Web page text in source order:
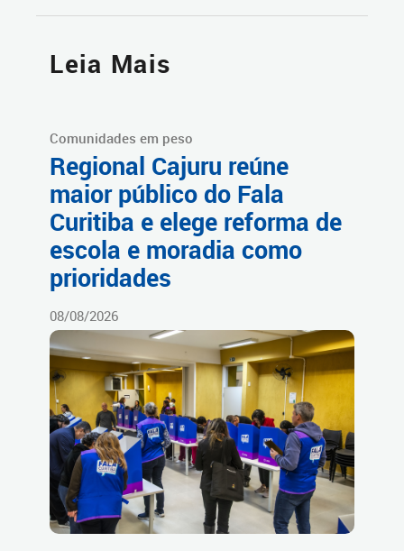
Leia Mais
Comunidades em peso
Regional Cajuru reúne
maior público do Fala
Curitiba e elege reforma de
escola e moradia como
prioridades
08/08/2026